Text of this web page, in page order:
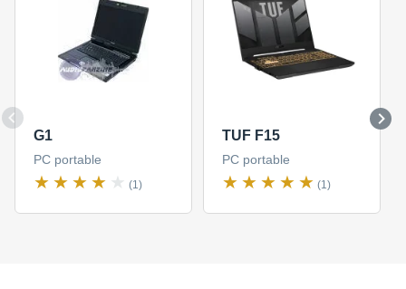
G1
PC portable
(1)
TUF F15
PC portable
(1)